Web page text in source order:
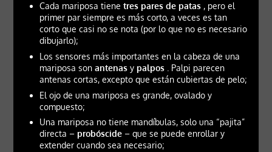
Cada mariposa tiene tres pares de patas, pero el
primer par siempre es más corto, a veces es tan
corto que casi no se nota (por lo que no es necesario
dibujarlo);
Los sensores más importantes en la cabeza de una
mariposa son antenasy palpos. Palpi parecen
antenas cortas, excepto que están cubiertas de pelo;
El ojo de una mariposa es grande, ovalado y
compuesto;
Una mariposa no tiene mandíbulas, solo una “pajita”
directa – probóscide– que se puede enrollar y
extender cuando sea necesario;